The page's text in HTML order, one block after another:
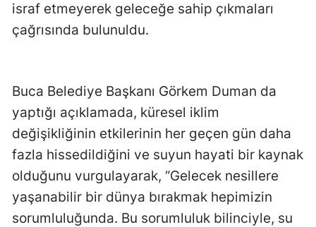
israf etmeyerek geleceğe sahip çıkmaları
çağrısında bulunuldu.
Buca Belediye Başkanı Görkem Duman da
yaptığı açıklamada, küresel iklim
değişikliğinin etkilerinin her geçen gün daha
fazla hissedildiğini ve suyun hayati bir kaynak
olduğunu vurgulayarak, “Gelecek nesillere
yaşanabilir bir dünya bırakmak hepimizin
sorumluluğunda. Bu sorumluluk bilinciyle, su